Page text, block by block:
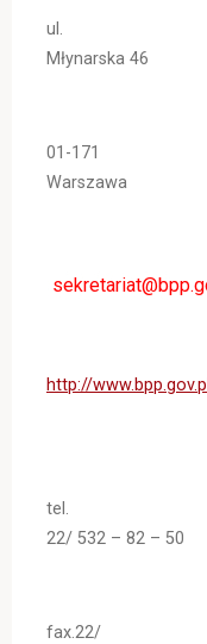
ul.
Młynarska 46
01-171
Warszawa
http://www.bpp.gov.pl
tel.
22/ 532 – 82 – 50
fax.22/